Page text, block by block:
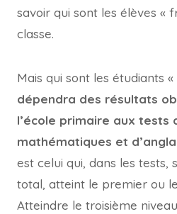
savoir qui sont les élèves «
classe.
Mais qui sont les étudiants «
dépendra des résultats
l’école primaire aux tests
mathématiques et
est celui qui, dans les tests,
total, atteint le premier ou
Atteindre le troisième